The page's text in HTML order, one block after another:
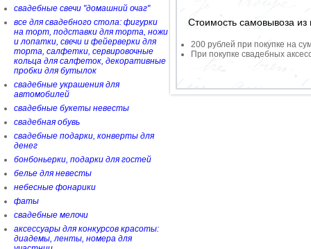
свадебные свечи "домашний очаг"
все для свадебного стола: фигурки
на торт, подставки для торта, ножи
и лопатки, свечи и фейерверки для
торта, салфетки, сервировочные
кольца для салфеток, декоративные
пробки для бутылок
свадебные украшения для
автомобилей
свадебные букеты невесты
свадебная обувь
свадебные подарки, конверты для
денег
бонбоньерки, подарки для гостей
белье для невесты
небесные фонарики
фаты
свадебные мелочи
аксессуары для конкурсов красоты:
диадемы, ленты, номера для
Стоимость самовывоза из
200 рублей при покупке на
При покупке свадебных